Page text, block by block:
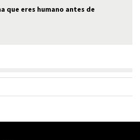
que eres humano antes de